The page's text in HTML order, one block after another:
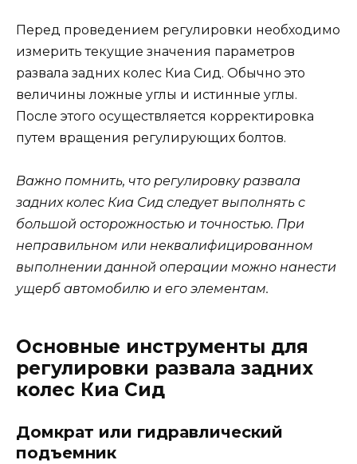
Перед проведением регулировки необходимо
измерить текущие значения параметров
развала задних колес Киа Сид. Обычно это
величины ложные углы и истинные углы.
После этого осуществляется корректировка
путем вращения регулирующих болтов.
Важно помнить, что регулировку развала
задних колес Киа Сид следует выполнять с
большой осторожностью и точностью. При
неправильном или неквалифицированном
выполнении данной операции можно нанести
ущерб автомобилю и его элементам.
Основные инструменты для
регулировки развала задних
колес Киа Сид
Домкрат или гидравлический
подъемник